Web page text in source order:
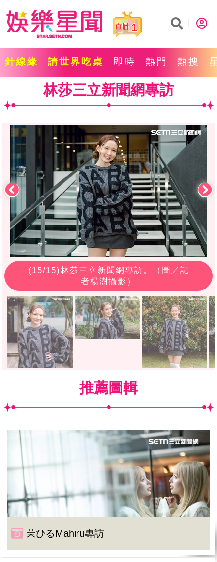
1
針線緣 請世界吃桌 即時 熱門 熱搜
林莎三立新聞網專訪
(15/15)林莎三立新聞網專訪。（圖／記
者楊澍攝影）
推薦圖輯
茉ひるMahiru專訪